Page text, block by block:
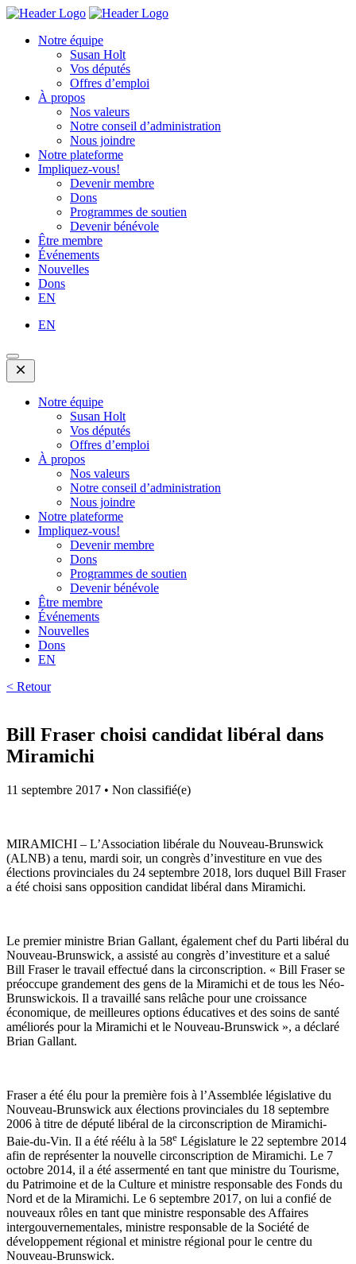
Skip
content
Homepage
Homepage
Notre équipe
Susan Holt
Vos députés
Offres d’emploi
À propos
Nos valeurs
Notre conseil d’administration
Nous joindre
Notre plateforme
Impliquez-vous!
Devenir membre
Dons
Programmes de soutien
Devenir bénévole
Être membre
Événements
Nouvelles
Dons
EN
EN
Open
Mobile
Menu
Notre équipe
Susan Holt
Vos députés
Offres d’emploi
À propos
Nos valeurs
Notre conseil d’administration
Nous joindre
Notre plateforme
Impliquez-vous!
Devenir membre
Dons
Programmes de soutien
Devenir bénévole
Être membre
Événements
Nouvelles
Dons
EN
< Retour
Bill Fraser choisi candidat libéral dans
Miramichi
11 septembre 2017 • Non classifié(e)
MIRAMICHI – L’Association libérale du Nouveau-Brunswick
(ALNB) a tenu, mardi soir, un congrès d’investiture en vue des
élections provinciales du 24 septembre 2018, lors duquel Bill Fraser
a été choisi sans opposition candidat libéral dans Miramichi.
Le premier ministre Brian Gallant, également chef du Parti libéral du
Nouveau-Brunswick, a assisté au congrès d’investiture et a salué
Bill Fraser le travail effectué dans la circonscription. « Bill Fraser se
préoccupe grandement des gens de la Miramichi et de tous les Néo-
Brunswickois. Il a travaillé sans relâche pour une croissance
économique, de meilleures options éducatives et des soins de santé
améliorés pour la Miramichi et le Nouveau-Brunswick », a déclaré
Brian Gallant.
Fraser a été élu pour la première fois à l’Assemblée législative du
Nouveau-Brunswick aux élections provinciales du 18 septembre
2006 à titre de député libéral de la circonscription de Miramichi-
Baie-du-Vin. Il a été réélu à la 58e Législature le 22 septembre 2014
afin de représenter la nouvelle circonscription de Miramichi. Le 7
octobre 2014, il a été assermenté en tant que ministre du Tourisme,
du Patrimoine et de la Culture et ministre responsable des Fonds du
Nord et de la Miramichi. Le 6 septembre 2017, on lui a confié de
nouveaux rôles en tant que ministre responsable des Affaires
intergouvernementales, ministre responsable de la Société de
développement régional et ministre régional pour le centre du
Nouveau-Brunswick.